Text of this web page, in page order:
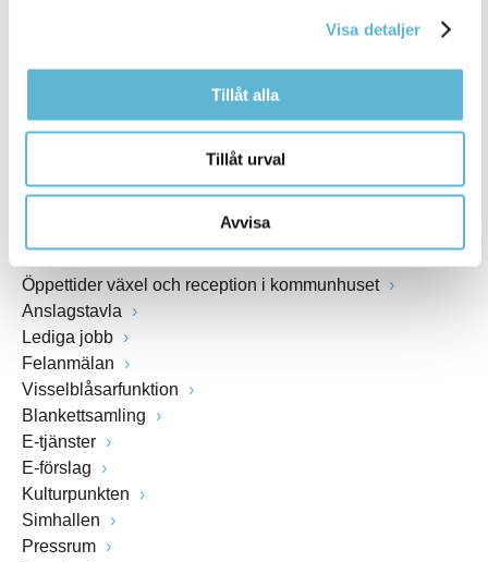
Visa detaljer
Tillåt alla
Tillåt urval
Avvisa
Fax: 0456-82 22 00
Öppettider växel och reception i kommunhuset
Anslagstavla
Lediga jobb
Felanmälan
Visselblåsarfunktion
Blankettsamling
E-tjänster
E-förslag
Kulturpunkten
Simhallen
Pressrum